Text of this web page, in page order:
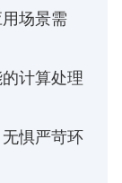
场景需
计算处理
惧严苛环